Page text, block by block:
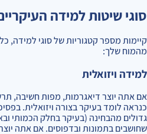
סוגי שיטות למידה
קיימות מספר קטגוריות של סוגי למידה,
מהמוח שלך:
למידה ויזואלית
אם אתה יוצר דיאגרמות, מפות חשיבה,
כנראה לומד בעיקר בצורה ויזואלית.
גדולים מהבחינה (בעיקר בחלק הכמותי